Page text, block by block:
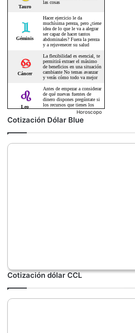
Horoscopo
Cotización Dólar Blue
Cotización dólar CCL